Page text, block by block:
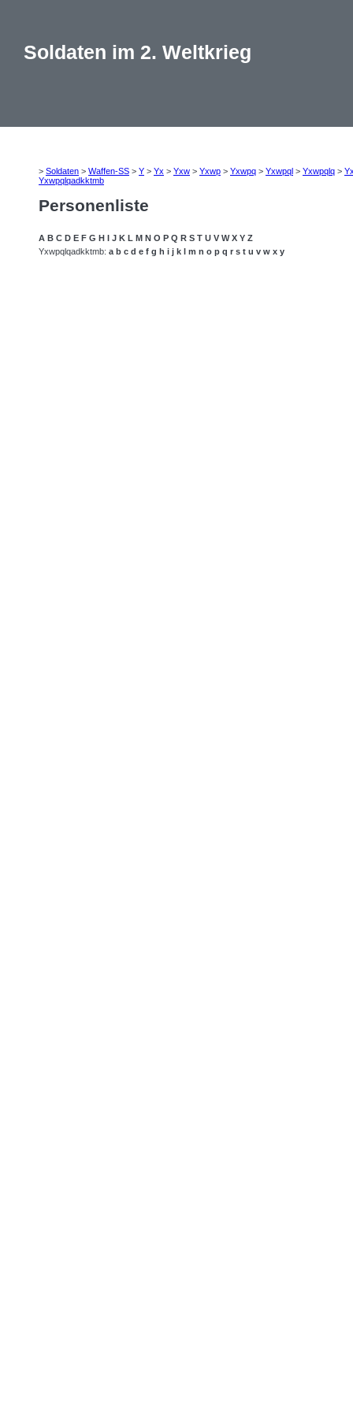
Soldaten im 2. Weltkrieg
> Soldaten > Waffen-SS > Y > Yx > Yxw > Yxwp > Yxwpq > Yxwpql > Yxwpqlq >
Yxwpqlqadkktmb
Personenliste
A B C D E F G H I J K L M N O P Q R S T U V W X Y Z
Yxwpqlqadkktmb: a b c d e f g h i j k l m n o p q r s t u v w x y